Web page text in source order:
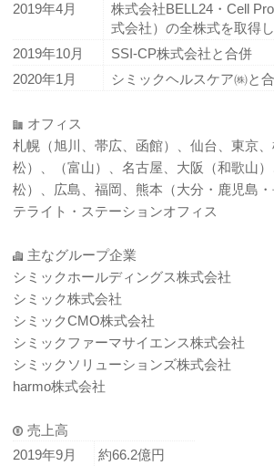
2019年4月
株式会社BELL24・Cell
式会社）の全株式を取得
2019年10月
SSI-CP株式会社と合併
2020年1月
シミックヘルスケア㈱と
オフィス
札幌（旭川、帯広、函館）、仙台、東京
松）、（富山）、名古屋、大阪（和歌山
松）、広島、福岡、熊本（大分・鹿児島
テライト・ステーションオフィス
主なグループ企業
シミックホールディングス株式会社
シミック株式会社
シミックCMO株式会社
シミックファーマサイエンス株式会社
シミックソリューションズ株式会社
harmo株式会社
売上高
2019年9月
約66.2億円